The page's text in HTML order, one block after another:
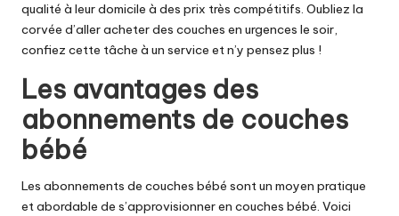
qualité à leur domicile à des prix très compétitifs. Oubliez la
corvée d’aller acheter des couches en urgences le soir,
confiez cette tâche à un service et n’y pensez plus !
Les avantages des
abonnements de couches
bébé
Les abonnements de couches bébé sont un moyen pratique
et abordable de s’approvisionner en couches bébé. Voici